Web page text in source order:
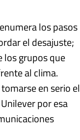
los pasos
el desajuste;
los grupos que
al clima.
en serio el
por esa